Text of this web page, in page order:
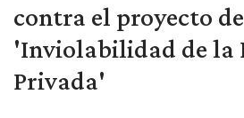
contra el proyecto de
'Inviolabilidad de la
Privada'